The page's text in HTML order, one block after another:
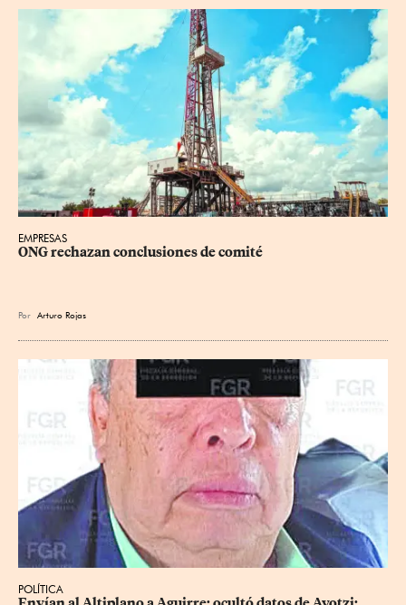
EMPRESAS
ONG rechazan conclusiones de comité
Por Arturo Rojas
POLÍTICA